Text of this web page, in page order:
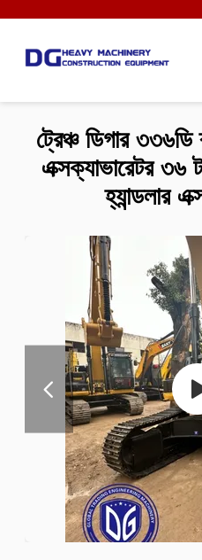
ট্রেঞ্চ ডিগার ৩৩৬ডি
এক্সক্যাভারেটর ৩৬
হ্যান্ডলার